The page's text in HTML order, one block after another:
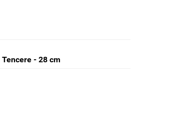
- 28 cm